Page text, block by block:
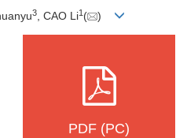
3 , CAO Li1 ( )
PDF (PC)